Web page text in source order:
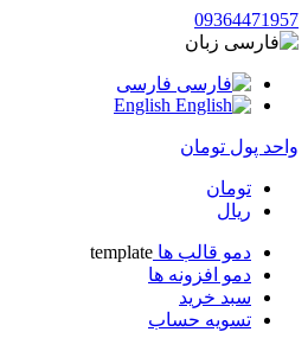
زبان
فارسی
English
پول تومان
تومان
ریال
دمو قالب ها template
دمو افزونه ها
سبد خرید
تسویه حساب